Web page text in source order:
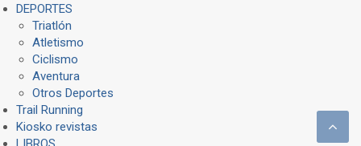
DEPORTES
Triatlón
Atletismo
Ciclismo
Aventura
Otros Deportes
Trail Running
Kiosko revistas